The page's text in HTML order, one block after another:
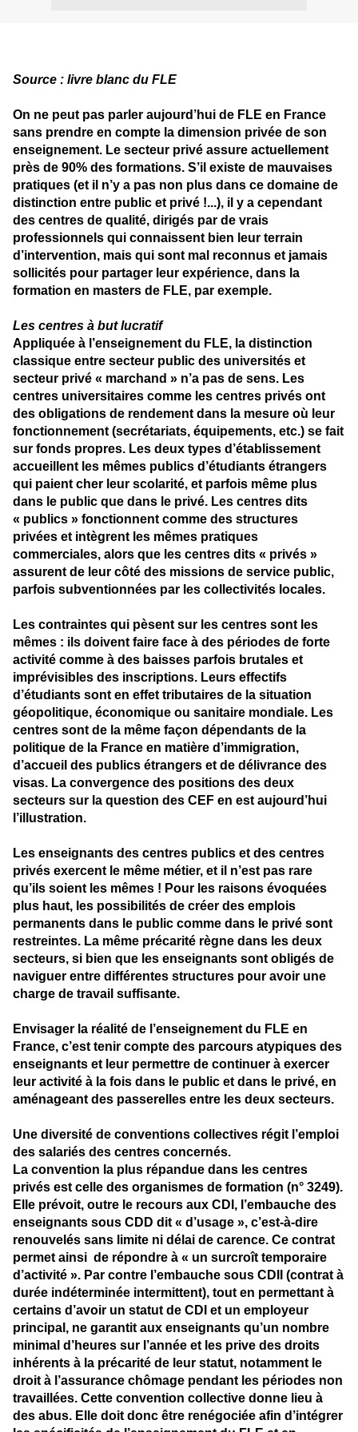
Source : livre blanc du FLE
On ne peut pas parler aujourd’hui de FLE en France
sans prendre en compte la dimension privée de son
enseignement. Le secteur privé assure actuellement
près de 90% des formations. S’il existe de mauvaises
pratiques (et il n’y a pas non plus dans ce domaine de
distinction entre public et privé !...), il y a cependant
des centres de qualité, dirigés par de vrais
professionnels qui connaissent bien leur terrain
d’intervention, mais qui sont mal reconnus et jamais
sollicités pour partager leur expérience, dans la
formation en masters de FLE, par exemple.
Les centres à but lucratif
Appliquée à l’enseignement du FLE, la distinction
classique entre secteur public des universités et
secteur privé « marchand » n’a pas de sens. Les
centres universitaires comme les centres privés ont
des obligations de rendement dans la mesure où leur
fonctionnement (secrétariats, équipements, etc.) se fait
sur fonds propres. Les deux types d’établissement
accueillent les mêmes publics d’étudiants étrangers
qui paient cher leur scolarité, et parfois même plus
dans le public que dans le privé. Les centres dits
« publics » fonctionnent comme des structures
privées et intègrent les mêmes pratiques
commerciales, alors que les centres dits « privés »
assurent de leur côté des missions de service public,
parfois subventionnées par les collectivités locales.
Les contraintes qui pèsent sur les centres sont les
mêmes : ils doivent faire face à des périodes de forte
activité comme à des baisses parfois brutales et
imprévisibles des inscriptions. Leurs effectifs
d’étudiants sont en effet tributaires de la situation
géopolitique, économique ou sanitaire mondiale. Les
centres sont de la même façon dépendants de la
politique de la France en matière d’immigration,
d’accueil des publics étrangers et de délivrance des
visas. La convergence des positions des deux
secteurs sur la question des CEF en est aujourd’hui
l’illustration.
Les enseignants des centres publics et des centres
privés exercent le même métier, et il n’est pas rare
qu’ils soient les mêmes ! Pour les raisons évoquées
plus haut, les possibilités de créer des emplois
permanents dans le public comme dans le privé sont
restreintes. La même précarité règne dans les deux
secteurs, si bien que les enseignants sont obligés de
naviguer entre différentes structures pour avoir une
charge de travail suffisante.
Envisager la réalité de l’enseignement du FLE en
France, c’est tenir compte des parcours atypiques des
enseignants et leur permettre de continuer à exercer
leur activité à la fois dans le public et dans le privé, en
aménageant des passerelles entre les deux secteurs.
Une diversité de conventions collectives régit l’emploi
des salariés des centres concernés.
La convention la plus répandue dans les centres
privés est celle des organismes de formation (n° 3249).
Elle prévoit, outre le recours aux CDI, l’embauche des
enseignants sous CDD dit « d’usage », c’est-à-dire
renouvelés sans limite ni délai de carence. Ce contrat
permet ainsi de répondre à « un surcroît temporaire
d’activité ». Par contre l’embauche sous CDII (contrat à
durée indéterminée intermittent), tout en permettant à
certains d’avoir un statut de CDI et un employeur
principal, ne garantit aux enseignants qu’un nombre
minimal d’heures sur l’année et les prive des droits
inhérents à la précarité de leur statut, notamment le
droit à l’assurance chômage pendant les périodes non
travaillées. Cette convention collective donne lieu à
des abus. Elle doit donc être renégociée afin d’intégrer